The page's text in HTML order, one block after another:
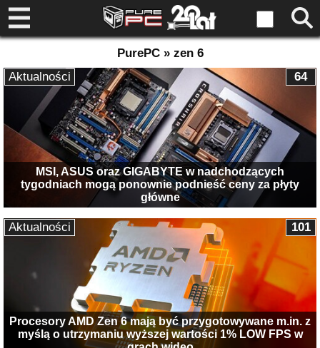
PurePC » zen 6
MSI, ASUS oraz GIGABYTE w nadchodzących
tygodniach mogą ponownie podnieść ceny za płyty
główne
64
Aktualności
Procesory AMD Zen 6 mają być przygotowywane m.in. z
myślą o utrzymaniu wyższej wartości 1% LOW FPS w
101
Aktualności